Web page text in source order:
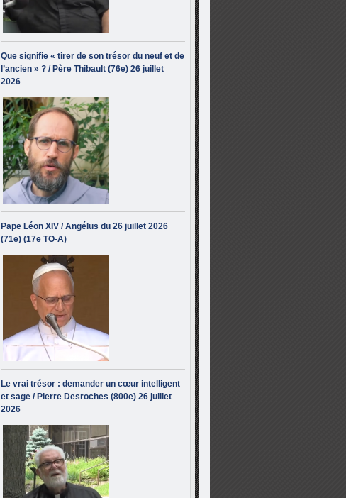
Que signifie « tirer de son trésor du neuf et de
l’ancien » ? / Père Thibault (76e) 26 juillet
2026
Pape Léon XIV / Angélus du 26 juillet 2026
(71e) (17e TO-A)
Le vrai trésor : demander un cœur intelligent
et sage / Pierre Desroches (800e) 26 juillet
2026